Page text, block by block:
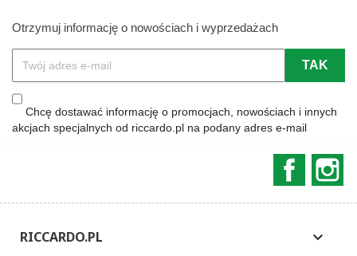
Otrzymuj informację o nowościach i wyprzedażach
Chcę dostawać informację o promocjach, nowościach i innych
akcjach specjalnych od riccardo.pl na podany adres e-mail
RICCARDO.PL 